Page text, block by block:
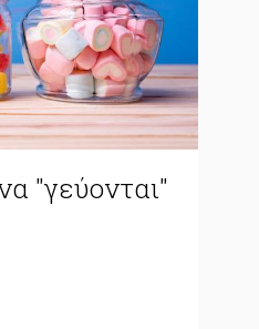
"γεύονται"